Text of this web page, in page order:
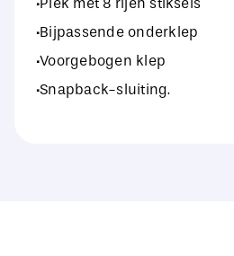
·Bijpassende onderklep
·Voorgebogen klep
·Snapback-sluiting.